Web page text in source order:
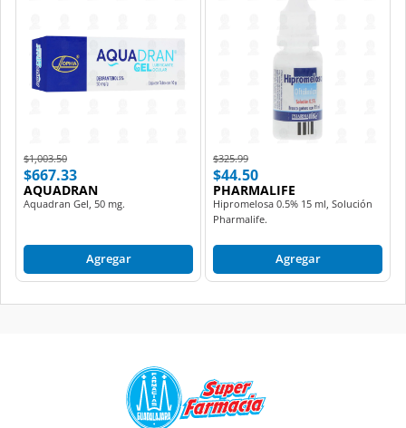
Price reduced from
$1,003.50to
$667.33
AQUADRAN
Aquadran Gel, 50 mg.
Agregar
Price reduced from
$325.99to
$44.50
PHARMALIFE
Hipromelosa 0.5% 15 ml, Solución
Pharmalife.
Agregar